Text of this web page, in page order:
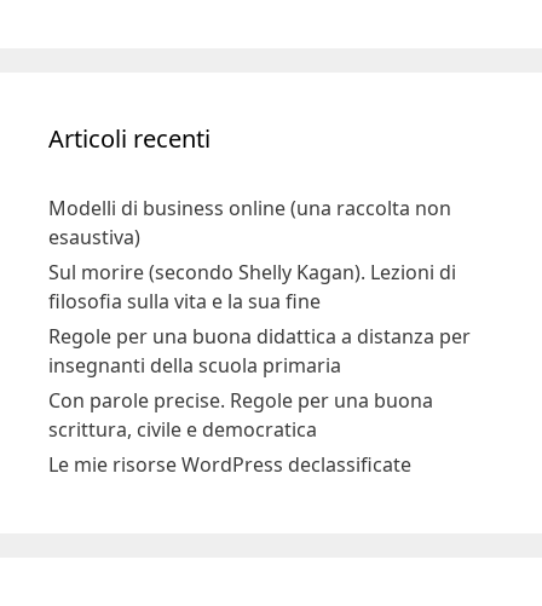
Articoli recenti
Modelli di business online (una raccolta non
esaustiva)
Sul morire (secondo Shelly Kagan). Lezioni di
filosofia sulla vita e la sua fine
Regole per una buona didattica a distanza per
insegnanti della scuola primaria
Con parole precise. Regole per una buona
scrittura, civile e democratica
Le mie risorse WordPress declassificate